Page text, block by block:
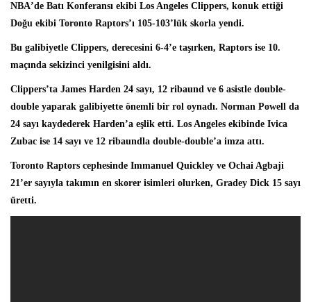
NBA’de Batı Konferansı ekibi Los Angeles Clippers, konuk ettiği
Doğu ekibi Toronto Raptors’ı 105-103’lük skorla yendi.
Bu galibiyetle Clippers, derecesini 6-4’e taşırken, Raptors ise 10.
maçında sekizinci yenilgisini aldı.
Clippers’ta James Harden 24 sayı, 12 ribaund ve 6 asistle double-
double yaparak galibiyette önemli bir rol oynadı. Norman Powell da
24 sayı kaydederek Harden’a eşlik etti. Los Angeles ekibinde Ivica
Zubac ise 14 sayı ve 12 ribaundla double-double’a imza attı.
Toronto Raptors cephesinde Immanuel Quickley ve Ochai Agbaji
21’er sayıyla takımın en skorer isimleri olurken, Gradey Dick 15 sayı
üretti.